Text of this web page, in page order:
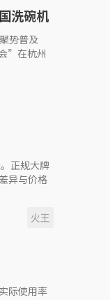
洗碗机
势普及
”在杭州
正规大牌
异与价格
火王
际使用率